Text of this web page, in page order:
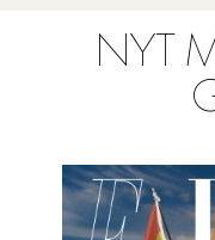
NYT